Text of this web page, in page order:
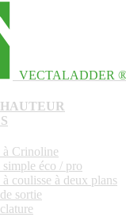
VECTALADDER
à Crinoline
simple éco / pro
coulisse à deux plans
sortie